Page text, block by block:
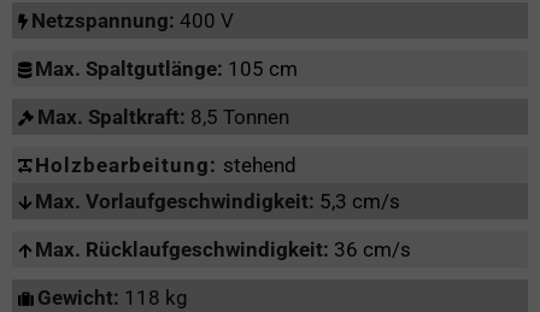
Netzspannung: 400 V
Max. Spaltgutlänge: 105 cm
Max. Spaltkraft: 8,5 Tonnen
Holzbearbeitung: stehend
Max. Vorlaufgeschwindigkeit: 5,3 cm/s
Max. Rücklaufgeschwindigkeit: 36 cm/s
Gewicht: 118 kg